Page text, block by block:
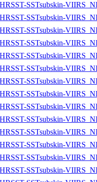
SSTsubskin-
SSTsubskin-
SSTsubskin-
SSTsubskin-
SSTsubskin-
SSTsubskin-
SSTsubskin-
SSTsubskin-
SSTsubskin-
SSTsubskin-
SSTsubskin-
SSTsubskin-
SSTsubskin-
SSTsubskin-